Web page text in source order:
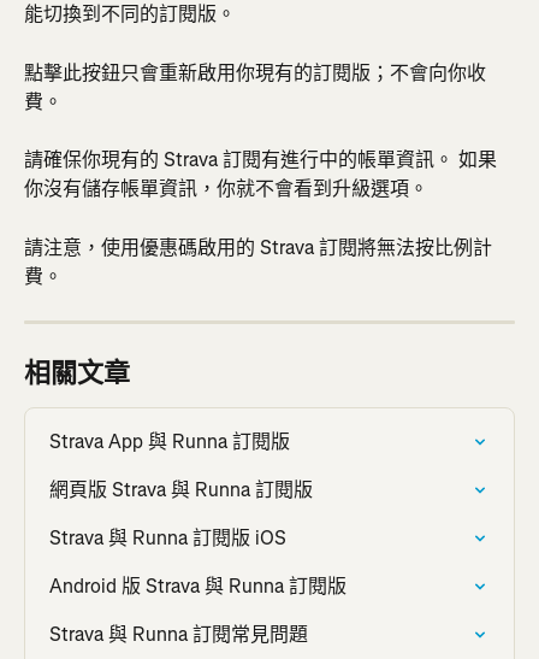
能切換到不同的訂閱版。
點擊此按鈕只會重新啟用你現有的訂閱版；不會向你收
費。
請確保你現有的 Strava 訂閱有進行中的帳單資訊。 如果
你沒有儲存帳單資訊，你就不會看到升級選項。
請注意，使用優惠碼啟用的 Strava 訂閱將無法按比例計
費。
相關文章
Strava App 與 Runna 訂閱版
網頁版 Strava 與 Runna 訂閱版
Strava 與 Runna 訂閱版 iOS
Android 版 Strava 與 Runna 訂閱版
Strava 與 Runna 訂閱常見問題